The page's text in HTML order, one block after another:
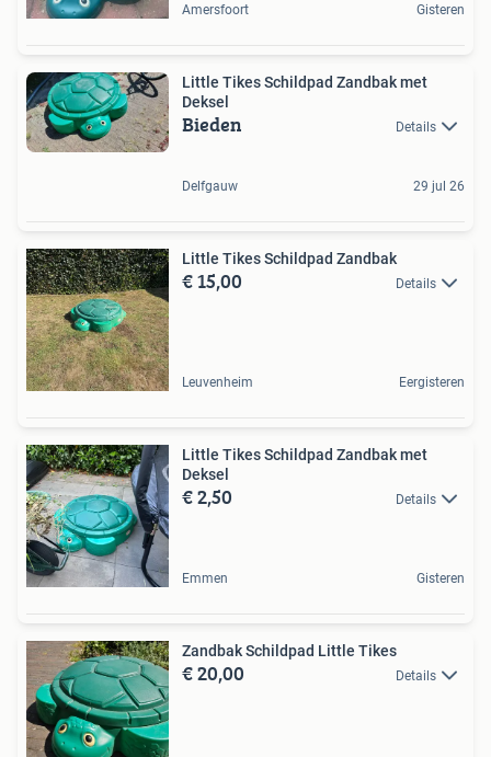
Amersfoort Gisteren
Little Tikes Schildpad Zandbak met
Deksel
Bieden Details
Delfgauw 29 jul 26
Little Tikes Schildpad Zandbak
€ 15,00 Details
Leuvenheim Eergisteren
Little Tikes Schildpad Zandbak met
Deksel
€ 2,50 Details
Emmen Gisteren
Zandbak Schildpad Little Tikes
€ 20,00 Details